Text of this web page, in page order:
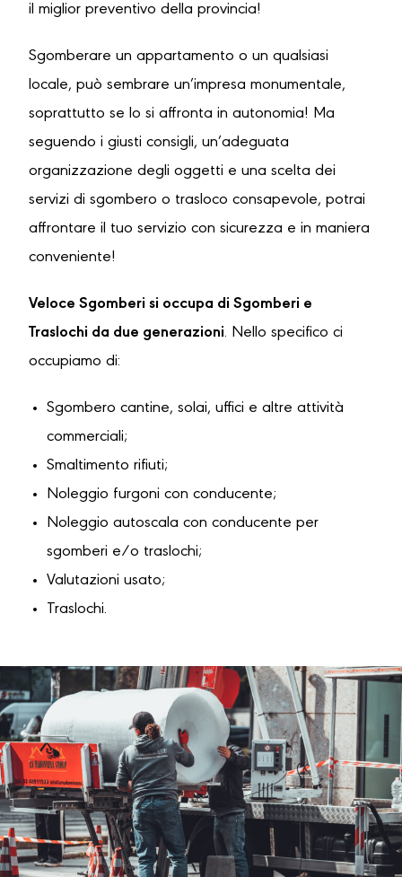
il miglior preventivo della provincia!
Sgomberare un appartamento o un qualsiasi
locale, può sembrare un’impresa monumentale,
soprattutto se lo si affronta in autonomia! Ma
seguendo i giusti consigli, un’adeguata
organizzazione degli oggetti e una scelta dei
servizi di sgombero o trasloco consapevole, potrai
affrontare il tuo servizio con sicurezza e in maniera
conveniente!
Veloce Sgomberi si occupa di Sgomberi e
Traslochi da due generazioni. Nello specifico ci
occupiamo di:
Sgombero cantine, solai, uffici e altre attività
commerciali;
Smaltimento rifiuti;
Noleggio furgoni con conducente;
Noleggio autoscala con conducente per
sgomberi e/o traslochi;
Valutazioni usato;
Traslochi.